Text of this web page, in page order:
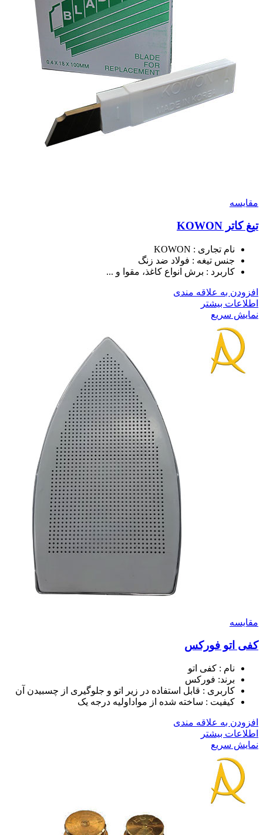
مقايسه
تیغ کاتر KOWON
نام تجاری : KOWON
جنس تیغه : فولاد ضد زنگ
کاربرد : برش انواع کاغذ، مقوا و ...
افزودن به علاقه مندی
اطلاعات بیشتر
نمایش سریع
مقايسه
کفی اتو فورکس
نام : کفی اتو
برند: فورکس
کاربری : قابل استفاده در زیر اتو و جلوگیری از چسبیدن آن
کیفیت : ساخته شده از مواداولیه درجه یک
افزودن به علاقه مندی
اطلاعات بیشتر
نمایش سریع